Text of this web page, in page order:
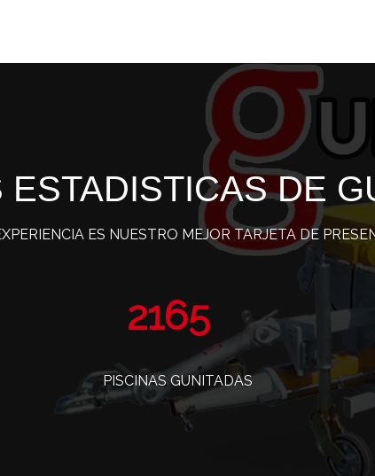
ESTADISTICAS DE
ES NUESTRO MEJOR TARJETA DE
3486
PISCINAS GUNITADAS